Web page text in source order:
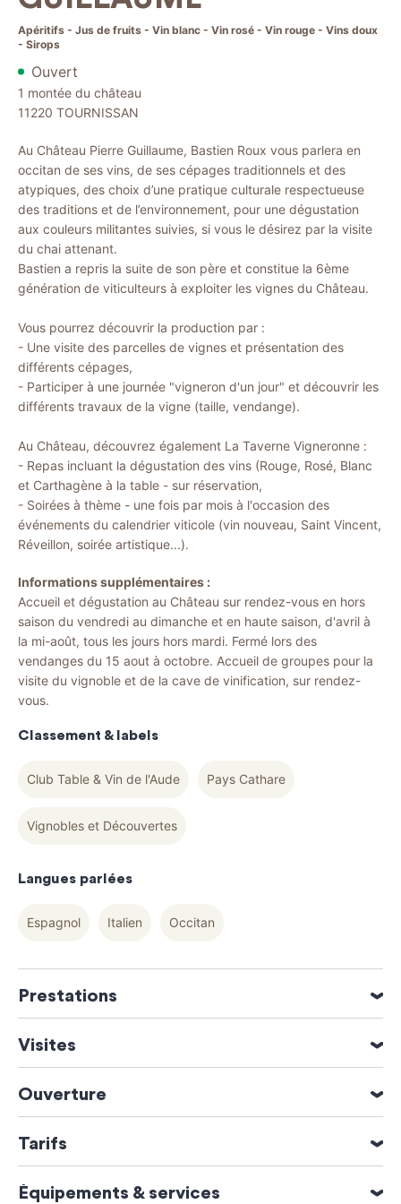
Apéritifs - Jus de fruits - Vin blanc - Vin rosé - Vin rouge - Vins doux
- Sirops
Ouvert
1 montée du château
11220 TOURNISSAN
Au Château Pierre Guillaume, Bastien Roux vous parlera en
occitan de ses vins, de ses cépages traditionnels et des
atypiques, des choix d’une pratique culturale respectueuse
des traditions et de l’environnement, pour une dégustation
aux couleurs militantes suivies, si vous le désirez par la visite
du chai attenant.
Bastien a repris la suite de son père et constitue la 6ème
génération de viticulteurs à exploiter les vignes du Château.
Vous pourrez découvrir la production par :
- Une visite des parcelles de vignes et présentation des
différents cépages,
- Participer à une journée "vigneron d'un jour" et découvrir les
différents travaux de la vigne (taille, vendange).
Au Château, découvrez également La Taverne Vigneronne :
- Repas incluant la dégustation des vins (Rouge, Rosé, Blanc
et Carthagène à la table - sur réservation,
- Soirées à thème - une fois par mois à l'occasion des
événements du calendrier viticole (vin nouveau, Saint Vincent,
Réveillon, soirée artistique...).
Informations supplémentaires :
Accueil et dégustation au Château sur rendez-vous en hors
saison du vendredi au dimanche et en haute saison, d'avril à
la mi-août, tous les jours hors mardi. Fermé lors des
vendanges du 15 aout à octobre. Accueil de groupes pour la
visite du vignoble et de la cave de vinification, sur rendez-
vous.
Classement & labels
Club Table & Vin de l'Aude Pays Cathare
Vignobles et Découvertes
Langues parlées
Espagnol Italien Occitan
Prestations
Visites
Ouverture
Ouverture du 19 Octobre 2026 au 31 Décembre 2026
Tarifs
Équipements & services